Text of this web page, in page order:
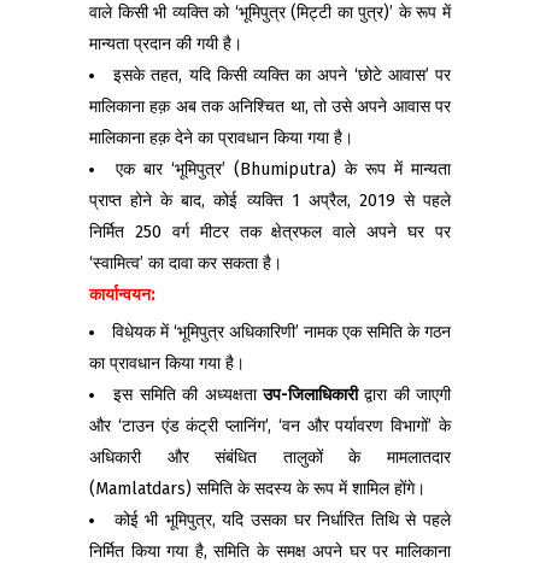
वाले किसी भी व्यक्ति को ‘भूमिपुत्र (मिट्टी का पुत्र)’ के रूप में
मान्यता प्रदान की गयी है।
इसके तहत, यदि किसी व्यक्ति का अपने ‘छोटे आवास’ पर
मालिकाना हक़ अब तक अनिश्चित था, तो उसे अपने आवास पर
मालिकाना हक़ देने का प्रावधान किया गया है।
एक बार ‘भूमिपुत्र’ (Bhumiputra) के रूप में मान्यता
प्राप्त होने के बाद, कोई व्यक्ति 1 अप्रैल, 2019 से पहले
निर्मित 250 वर्ग मीटर तक क्षेत्रफल वाले अपने घर पर
‘स्वामित्व’ का दावा कर सकता है।
कार्यान्वयन:
विधेयक में ‘भूमिपुत्र अधिकारिणी’ नामक एक समिति के गठन
का प्रावधान किया गया है।
इस समिति की अध्यक्षताउप-जिलाधिकारीद्वारा की जाएगी
और ‘टाउन एंड कंट्री प्लानिंग’, ‘वन और पर्यावरण विभागों’ के
अधिकारी और संबंधित तालुकों के मामलातदार
(Mamlatdars) समिति के सदस्य के रूप में शामिल होंगे।
कोई भी भूमिपुत्र, यदि उसका घर निर्धारित तिथि से पहले
निर्मित किया गया है, समिति के समक्ष अपने घर पर मालिकाना